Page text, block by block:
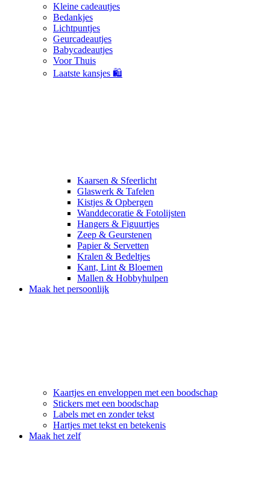
Kleine cadeautjes
Bedankjes
Lichtpuntjes
Geurcadeautjes
Babycadeautjes
Voor Thuis
Laatste kansjes 🛍️
Kaarsen & Sfeerlicht
Glaswerk & Tafelen
Kistjes & Opbergen
Wanddecoratie & Fotolijsten
Hangers & Figuurtjes
Zeep & Geurstenen
Papier & Servetten
Kralen & Bedeltjes
Kant, Lint & Bloemen
Mallen & Hobbyhulpen
Maak het persoonlijk
Kaartjes en enveloppen met een boodschap
Stickers met een boodschap
Labels met en zonder tekst
Hartjes met tekst en betekenis
Maak het zelf